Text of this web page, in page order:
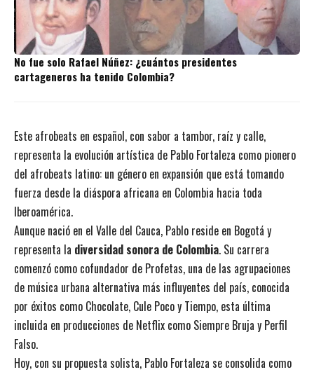
No fue solo Rafael Núñez: ¿cuántos presidentes
cartageneros ha tenido Colombia?
Este afrobeats en español, con sabor a tambor, raíz y calle,
representa la evolución artística de Pablo Fortaleza como pionero
del afrobeats latino: un género en expansión que está tomando
fuerza desde la diáspora africana en Colombia hacia toda
Iberoamérica.
Aunque nació en el Valle del Cauca, Pablo reside en Bogotá y
representa la diversidad sonora de Colombia. Su carrera
comenzó como cofundador de Profetas, una de las agrupaciones
de música urbana alternativa más influyentes del país, conocida
por éxitos como Chocolate, Cule Poco y Tiempo, esta última
incluida en producciones de Netflix como Siempre Bruja y Perfil
Falso.
Hoy, con su propuesta solista, Pablo Fortaleza se consolida como